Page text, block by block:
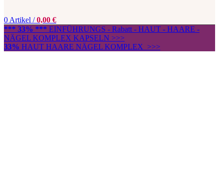
0 Artikel / 0,00 €
*** 33% *** EINFÜHRUNGS - Rabatt - HAUT - HAARE -
NÄGEL KOMPLEX KAPSELN >>>
33% HAUT HAARE NÄGEL KOMPLEX >>>